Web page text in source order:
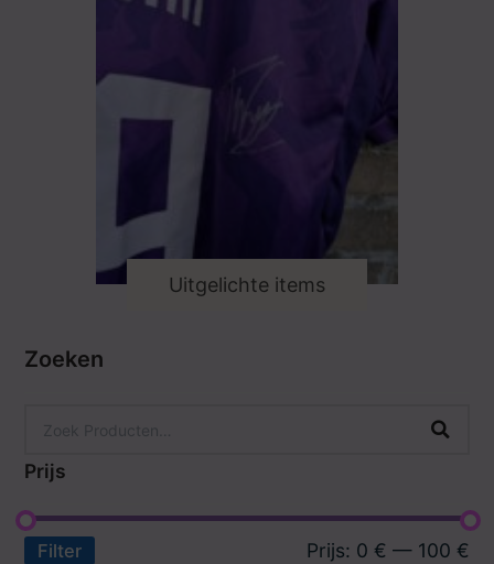
Uitgelichte items
Zoeken
Prijs
Filter Prijs: 0 € — 100 €